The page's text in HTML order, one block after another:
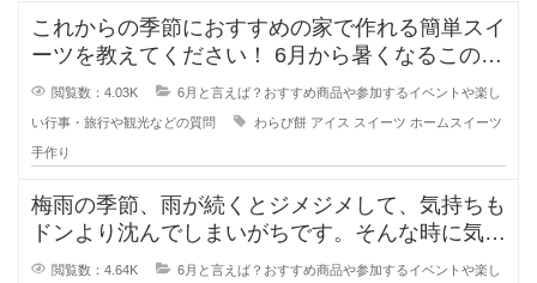
これからの季節におすすめの家で作れる簡単スイ
ーツを教えてください！ 6月から暑くなるこの季
節におすすめの子どもと作
閲覧数：4.03K 6月と言えば？おすすめ商品や参加するイベントや楽し
い行事・旅行や観光などの質問 わらび餅 アイス スイーツ ホームスイーツ
手作り
梅雨の季節、雨が続くとジメジメして、気持ちも
ドンより沈んでしまいがちです。そんな時に気持
ちを晴れやかにしてくれるおすすめ
閲覧数：4.64K 6月と言えば？おすすめ商品や参加するイベントや楽し